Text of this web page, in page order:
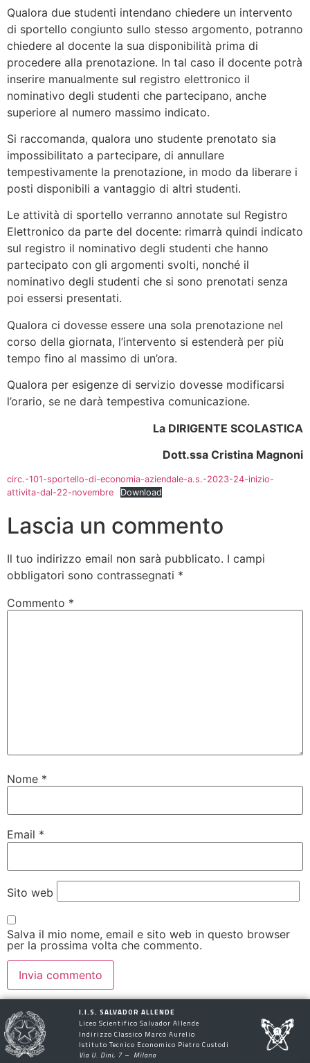
Qualora due studenti intendano chiedere un intervento
di sportello congiunto sullo stesso argomento, potranno
chiedere al docente la sua disponibilità prima di
procedere alla prenotazione. In tal caso il docente potrà
inserire manualmente sul registro elettronico il
nominativo degli studenti che partecipano, anche
superiore al numero massimo indicato.
Si raccomanda, qualora uno studente prenotato sia
impossibilitato a partecipare, di annullare
tempestivamente la prenotazione, in modo da liberare i
posti disponibili a vantaggio di altri studenti.
Le attività di sportello verranno annotate sul Registro
Elettronico da parte del docente: rimarrà quindi indicato
sul registro il nominativo degli studenti che hanno
partecipato con gli argomenti svolti, nonché il
nominativo degli studenti che si sono prenotati senza
poi essersi presentati.
Qualora ci dovesse essere una sola prenotazione nel
corso della giornata, l’intervento si estenderà per più
tempo fino al massimo di un’ora.
Qualora per esigenze di servizio dovesse modificarsi
l’orario, se ne darà tempestiva comunicazione.
La DIRIGENTE SCOLASTICA
Dott.ssa Cristina Magnoni
circ.-101-sportello-di-economia-aziendale-a.s.-2023-24-inizio-
attivita-dal-22-novembre
Download
Lascia un commento
Il tuo indirizzo email non sarà pubblicato. I campi
obbligatori sono contrassegnati *
Commento *
Nome *
Email *
Sito web
Salva il mio nome, email e sito web in questo browser
per la prossima volta che commento.
I.I.S. SALVADOR ALLENDE
Liceo Scientifico Salvador Allende
Indirizzo Classico Marco Aurelio
Istituto Tecnico Economico Pietro Custodi
Via U. Dini, 7 – Milano